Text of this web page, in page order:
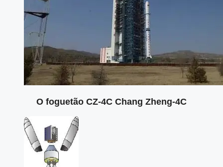
O foguetão CZ-4C Chang Zheng-4C